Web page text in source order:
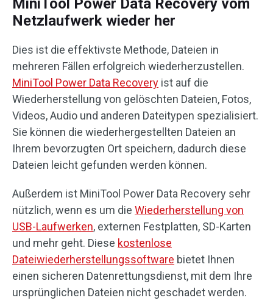
MiniTool Power Data Recovery vom
Netzlaufwerk wieder her
Dies ist die effektivste Methode, Dateien in
mehreren Fällen erfolgreich wiederherzustellen.
MiniTool Power Data Recovery ist auf die
Wiederherstellung von gelöschten Dateien, Fotos,
Videos, Audio und anderen Dateitypen spezialisiert.
Sie können die wiederhergestellten Dateien an
Ihrem bevorzugten Ort speichern, dadurch diese
Dateien leicht gefunden werden können.
Außerdem ist MiniTool Power Data Recovery sehr
nützlich, wenn es um die Wiederherstellung von
USB-Laufwerken, externen Festplatten, SD-Karten
und mehr geht. Diese kostenlose
Dateiwiederherstellungssoftware bietet Ihnen
einen sicheren Datenrettungsdienst, mit dem Ihre
ursprünglichen Dateien nicht geschadet werden.